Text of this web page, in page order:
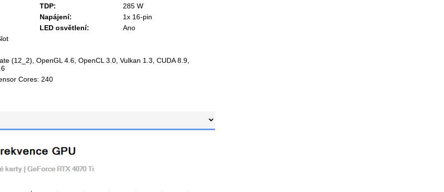
TDP:
285 W
Napájení:
1x 16-pin
LED osvětlení:
Ano
(12_2), OpenGL 4.6, OpenCL 3.0, Vulkan 1.3, CUDA 8.9,
Cores: 240